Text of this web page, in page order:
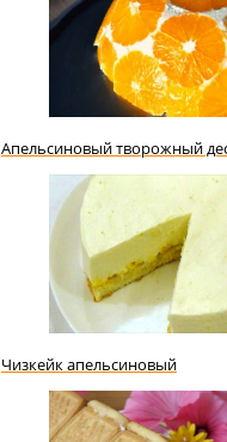
Апельсиновый творожный
Чизкейк апельсиновый